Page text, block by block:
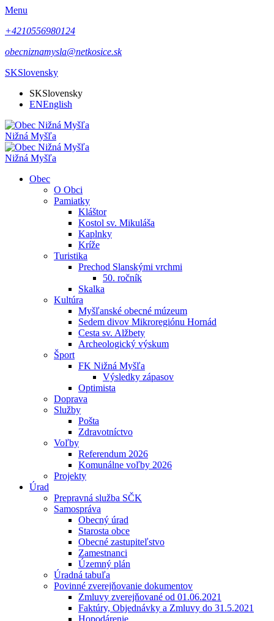
Menu
+4210556980124
obecniznamysla@netkosice.sk
SKSlovensky
SKSlovensky
ENEnglish
Nižná Myšľa
Nižná Myšľa
Obec
O Obci
Pamiatky
Kláštor
Kostol sv. Mikuláša
Kaplnky
Kríže
Turistika
Prechod Slanskými vrchmi
50. ročník
Skalka
Kultúra
Myšľanské obecné múzeum
Sedem divov Mikroregiónu Hornád
Cesta sv. Alžbety
Archeologický výskum
Šport
FK Nižná Myšľa
Výsledky zápasov
Optimista
Doprava
Služby
Pošta
Zdravotníctvo
Voľby
Referendum 2026
Komunálne voľby 2026
Projekty
Úrad
Prepravná služba SČK
Samospráva
Obecný úrad
Starosta obce
Obecné zastupiteľstvo
Zamestnanci
Územný plán
Úradná tabuľa
Povinné zverejňovanie dokumentov
Zmluvy zverejňované od 01.06.2021
Faktúry, Objednávky a Zmluvy do 31.5.2021
Hopodárenie